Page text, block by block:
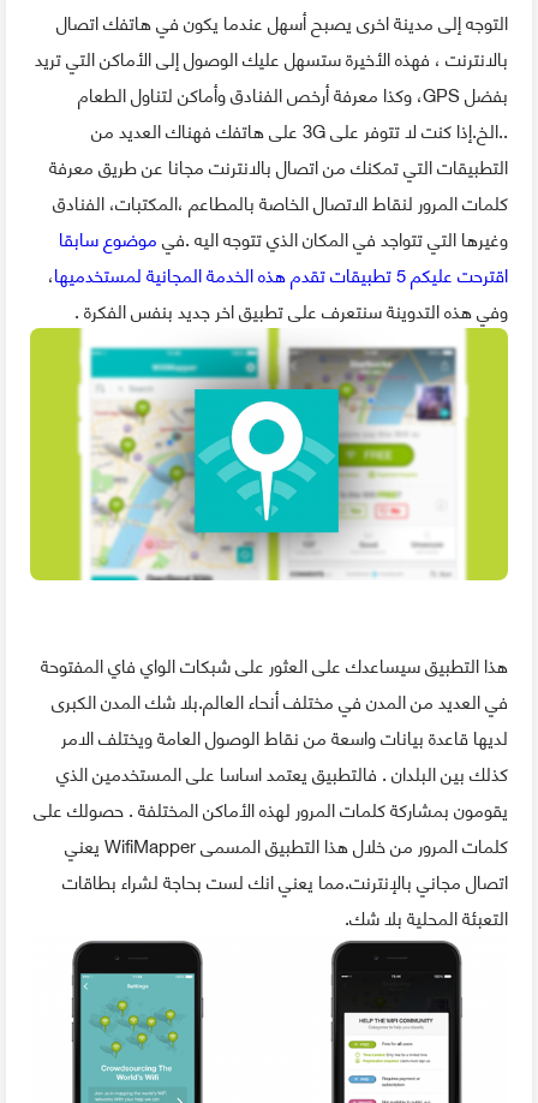
التوجه إلى مدينة اخرى يصبح أسهل عندما يكون في هاتفك اتصال
بالانترنت ، فهذه الأخيرة ستسهل عليك الوصول إلى الأماكن التي تريد
بفضل GPS، وكذا معرفة أرخص الفنادق وأماكن لتناول الطعام
..الخ.إذا كنت لا تتوفر على 3G على هاتفك فهناك العديد من
التطبيقات التي تمكنك من اتصال بالانترنت مجانا عن طريق معرفة
كلمات المرور لنقاط الاتصال الخاصة بالمطاعم ،المكتبات، الفنادق
وغيرها التي تتواجد في المكان الذي تتوجه اليه .فيموضوع سابقا
اقترحت عليكم 5 تطبيقات تقدم هذه الخدمة المجانية لمستخدميها
،
وفي هذه التدوينة سنتعرف على تطبيق اخر جديد بنفس الفكرة .
هذا التطبيق سيساعدك على العثور على شبكات الواي فاي المفتوحة
في العديد من المدن في مختلف أنحاء العالم.بلا شك المدن الكبرى
لديها قاعدة بيانات واسعة من نقاط الوصول العامة ويختلف الامر
كذلك بين البلدان . فالتطبيق يعتمد اساسا على المستخدمين الذي
يقومون بمشاركة كلمات المرور لهذه الأماكن المختلفة . حصولك على
كلمات المرور من خلال هذا التطبيق المسمى WifiMapper يعني
اتصال مجاني بالإنترنت.مما يعني انك لست بحاجة لشراء بطاقات
التعبئة المحلية بلا شك.